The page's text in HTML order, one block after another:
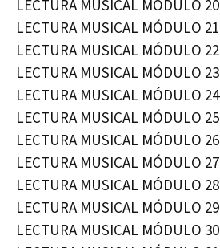
LECTURA MUSICAL MÓDULO 20
LECTURA MUSICAL MÓDULO 21
LECTURA MUSICAL MÓDULO 22
LECTURA MUSICAL MÓDULO 23
LECTURA MUSICAL MÓDULO 24
LECTURA MUSICAL MÓDULO 25
LECTURA MUSICAL MÓDULO 26
LECTURA MUSICAL MÓDULO 27
LECTURA MUSICAL MÓDULO 28
LECTURA MUSICAL MÓDULO 29
LECTURA MUSICAL MÓDULO 30